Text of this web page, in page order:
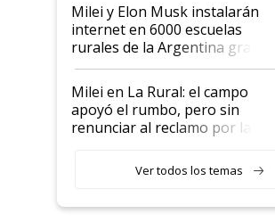
Milei y Elon Musk instalarán
internet en 6000 escuelas
rurales de la Argentina gracias
a un acuerdo con Starlink
Milei en La Rural: el campo
apoyó el rumbo, pero sin
renunciar al reclamo por las
Ver todos los temas